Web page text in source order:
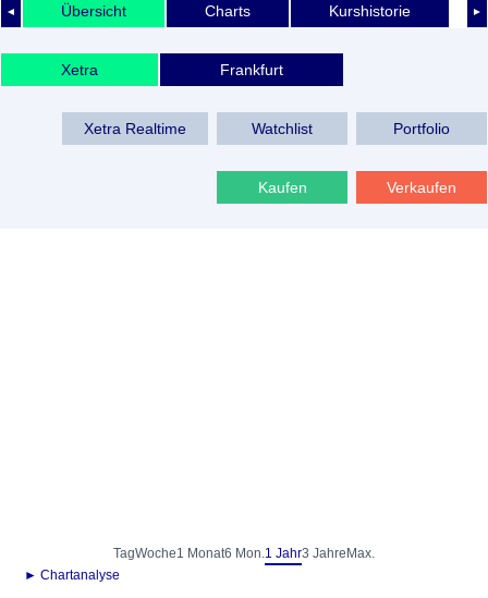
◄ ►
Übersicht Charts Kurshistorie
Xetra Frankfurt
Xetra Realtime Watchlist Portfolio
Kaufen Verkaufen
TagWoche1 Monat6 Mon.1 Jahr3 Jahre Max.
► Chartanalyse